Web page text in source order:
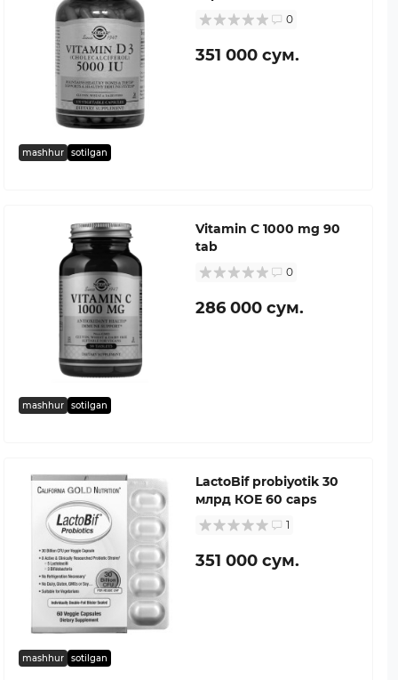
mashhur sotilgan
0
351 000 сум.
mashhur sotilgan
Vitamin C 1000 mg 90
tab
0
286 000 сум.
mashhur sotilgan
LactoBif probiyotik 30
млрд КОЕ 60 caps
1
351 000 сум.